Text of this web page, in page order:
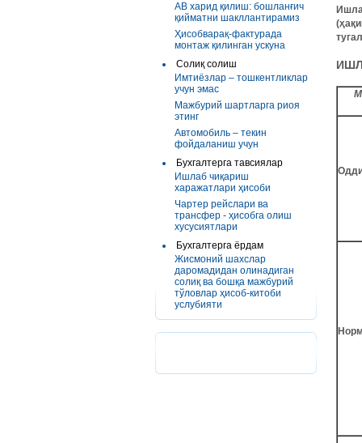
АВ харид қилиш: бошланғич
қийматни шакллантирамиз
Ҳисобварақ-фактурада
монтаж қилинган ускуна
Солиқ солиш
Имтиёзлар – тошкентликлар
учун эмас
Мажбурий шартларга риоя
этинг
Автомобиль – текин
фойдаланиш учун
Бухгалтерга тавсиялар
Ишлаб чиқариш
харажатлари ҳисоби
Чартер рейслари ва
трансфер - ҳисобга олиш
хусусиятлари
Бухгалтерга ёрдам
Жисмоний шахслар
даромадидан олинадиган
солиқ ва бошқа мажбурий
тўловлар ҳисоб-китоби
услубияти